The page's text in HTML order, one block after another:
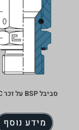
סביבל BSP על זכר JIC
מידע נוסף